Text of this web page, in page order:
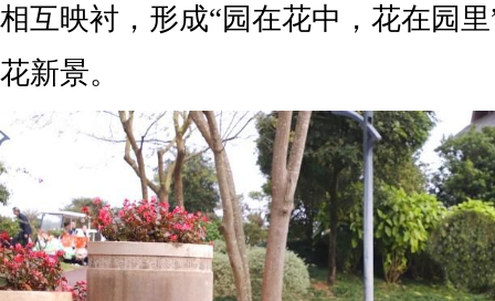
相互映衬，形成“园在花中，花在园
花新景。